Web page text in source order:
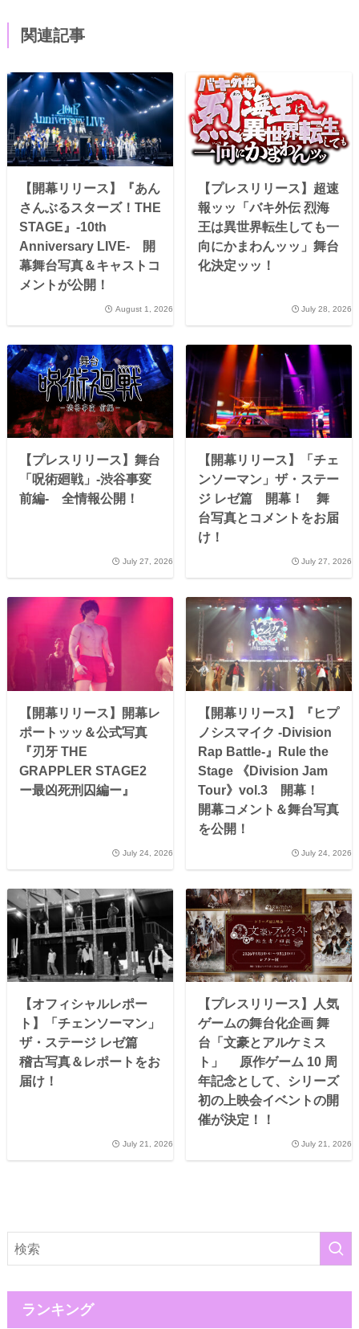
関連記事
【開幕リリース】『あん
さんぶるスターズ！THE
STAGE』-10th
Anniversary LIVE- 開
幕舞台写真＆キャストコ
メントが公開！
August 1, 2026
【プレスリリース】超速
報ッッ「バキ外伝 烈海
王は異世界転生しても一
向にかまわんッッ」舞台
化決定ッッ！
July 28, 2026
【プレスリリース】舞台
「呪術廻戦」-渋谷事変
前編- 全情報公開！
July 27, 2026
【開幕リリース】「チェ
ンソーマン」ザ・ステー
ジ レゼ篇 開幕！ 舞
台写真とコメントをお届
け！
July 27, 2026
【開幕リリース】開幕レ
ポートッッ＆公式写真
『刃牙 THE
GRAPPLER STAGE2
ー最凶死刑囚編ー』
July 24, 2026
【開幕リリース】『ヒプ
ノシスマイク -Division
Rap Battle-』Rule the
Stage 《Division Jam
Tour》vol.3 開幕！
開幕コメント＆舞台写真
を公開！
July 24, 2026
【オフィシャルレポー
ト】「チェンソーマン」
ザ・ステージ レゼ篇
稽古写真＆レポートをお
届け！
July 21, 2026
【プレスリリース】人気
ゲームの舞台化企画 舞
台「文豪とアルケミス
ト」 原作ゲーム 10 周
年記念として、シリーズ
初の上映会イベントの開
催が決定！！
July 21, 2026
ランキング